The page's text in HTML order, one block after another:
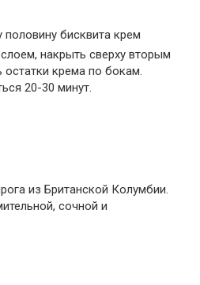
половину бисквита крем
накрыть сверху вторым
остатки крема по бокам.
20-30 минут.
из Британской Колумбии.
сочной и